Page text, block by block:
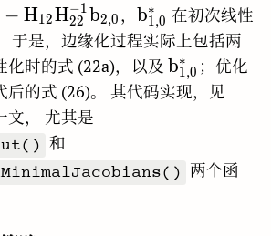
1}b_{2,0}
− H12H22
−1b2,0 ， \rm
b_{1,0}^{\ast}
b1,0
∗
在初次线性
于是，边缘化过程实际上包括两
化时的式 (22a)，以及 \rm
b1,0
∗
；优化
后的式 (26)。 其代码实现，见
文， 尤其是
和
两个函